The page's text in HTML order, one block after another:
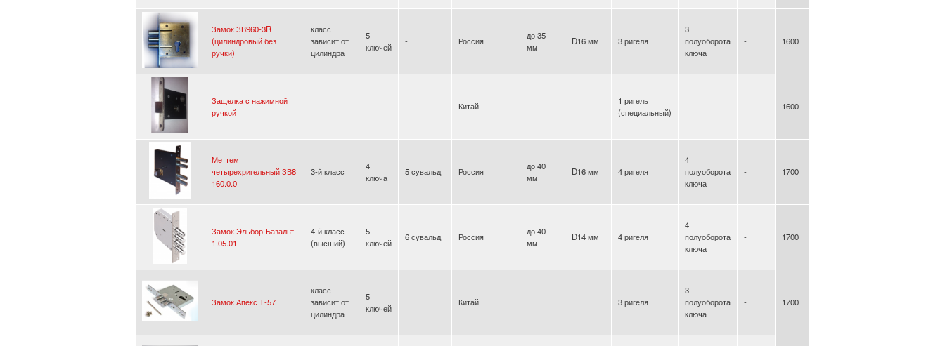
Замок ЗВ960-3R
(цилиндровый без
ручки)
класс
зависит от
цилиндра
5
ключей
- Россия
до 35
мм
D16 мм 3 ригеля
3
полуоборота
ключа
- 1600
Защелка с нажимной
ручкой
- - - Китай
1 ригель
(специальный)
- - 1600
Меттем
четырехригельный ЗВ8
160.0.0
3-й класс
4
ключа
5 сувальд Россия
до 40
мм
D16 мм 4 ригеля
4
полуоборота
ключа
- 1700
Замок Эльбор-Базальт
1.05.01
4-й класс
(высший)
5
ключей
6 сувальд Россия
до 40
мм
D14 мм 4 ригеля
4
полуоборота
ключа
- 1700
Замок Апекс Т-57
класс
зависит от
цилиндра
5
ключей
Китай 3 ригеля
3
полуоборота
ключа
- 1700